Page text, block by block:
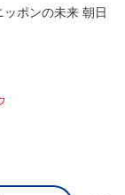
ポンの未来 朝日